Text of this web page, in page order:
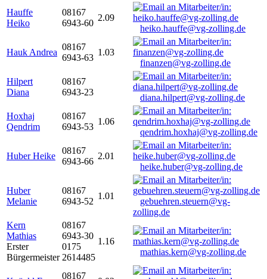
Hauffe
Heiko
08167
6943-60
2.09
heiko.hauffe@vg-zolling.de
Hauk Andrea
08167
6943-63
1.03
finanzen@vg-zolling.de
Hilpert
Diana
08167
6943-23
diana.hilpert@vg-zolling.de
Hoxhaj
Qendrim
08167
6943-53
1.06
qendrim.hoxhaj@vg-zolling.de
Huber Heike
08167
6943-66
2.01
heike.huber@vg-zolling.de
Huber
Melanie
08167
6943-52
1.01
gebuehren.steuern@vg-
zolling.de
Kern
Mathias
Erster
Bürgermeister
08167
6943-30
0175
2614485
1.16
mathias.kern@vg-zolling.de
08167